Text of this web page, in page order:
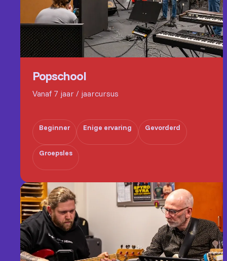
Popschool
Vanaf 7 jaar / jaarcursus
Beginner Enige ervaring Gevorderd
Groepsles